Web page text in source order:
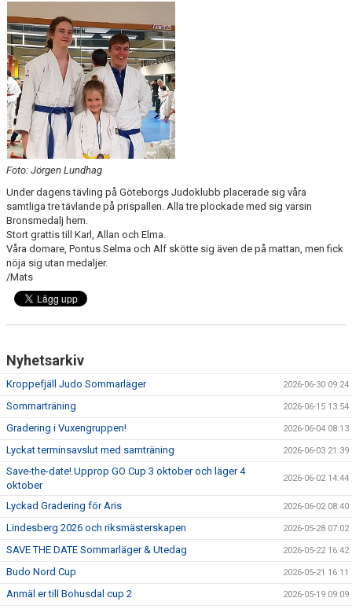
Foto: Jörgen Lundhag
Under dagens tävling på Göteborgs Judoklubb placerade sig våra
samtliga tre tävlande på prispallen. Alla tre plockade med sig varsin
Bronsmedalj hem.
Stort grattis till Karl, Allan och Elma.
Våra domare, Pontus Selma och Alf skötte sig även de på mattan, men fick
nöja sig utan medaljer.
/Mats
Nyhetsarkiv
Kroppefjäll Judo Sommarläger 2026-06-30 09:24
Sommarträning 2026-06-15 13:54
Gradering i Vuxengruppen! 2026-06-04 08:13
Lyckat terminsavslut med samträning 2026-06-03 21:39
Save-the-date! Upprop GO Cup 3 oktober och läger 4
oktober
2026-06-02 14:44
Lyckad Gradering för Aris 2026-06-02 08:40
Lindesberg 2026 och riksmästerskapen 2026-05-28 07:02
SAVE THE DATE Sommarläger & Utedag 2026-05-22 16:42
Budo Nord Cup 2026-05-21 16:11
Anmäl er till Bohusdal cup 2 2026-05-19 09:09